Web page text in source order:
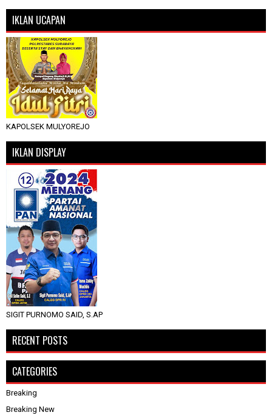
IKLAN UCAPAN
KAPOLSEK MULYOREJO
IKLAN DISPLAY
SIGIT PURNOMO SAID, S.AP
RECENT POSTS
CATEGORIES
Breaking
Breaking New